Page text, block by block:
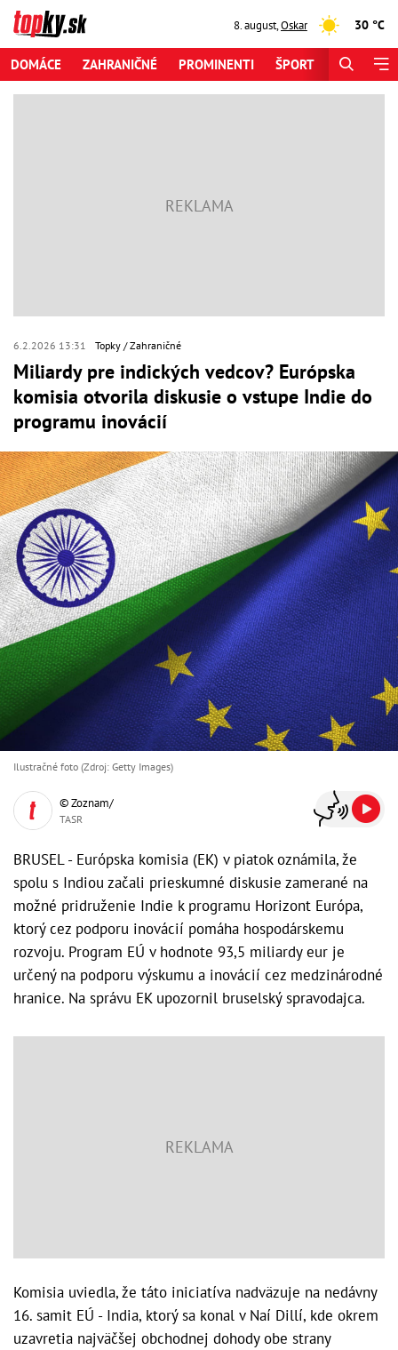
8. august,Oskar 30 °C
DOMÁCE ZAHRANIČNÉ PROMINENTI ŠPORT
6.2.2026 13:31 Topky Zahraničné
Miliardy pre indických vedcov? Európska
komisia otvorila diskusie o vstupe Indie do
programu inovácií
Ilustračné foto (Zdroj: Getty Images)
© Zoznam/
TASR
BRUSEL - Európska komisia (EK) v piatok oznámila, že
spolu s Indiou začali prieskumné diskusie zamerané na
možné pridruženie Indie k programu Horizont Európa,
ktorý cez podporu inovácií pomáha hospodárskemu
rozvoju. Program EÚ v hodnote 93,5 miliardy eur je
určený na podporu výskumu a inovácií cez medzinárodné
hranice. Na správu EK upozornil bruselský spravodajca.
Komisia uviedla, že táto iniciatíva nadväzuje na nedávny
16. samit EÚ - India, ktorý sa konal v Naí Dillí, kde okrem
uzavretia najväčšej obchodnej dohody obe strany